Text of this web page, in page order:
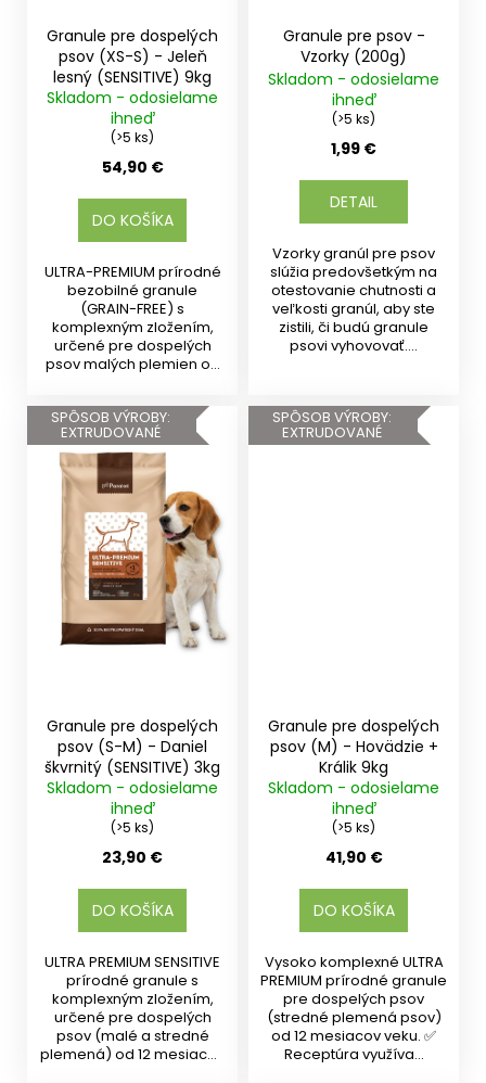
Granule pre dospelých
psov (XS-S) - Jeleň
lesný (SENSITIVE) 9kg
Skladom - odosielame
ihneď
(>5 ks)
54,90 €
DO KOŠÍKA
ULTRA-PREMIUM prírodné
bezobilné granule
(GRAIN-FREE) s
komplexným zložením,
určené pre dospelých
psov malých plemien od
Granule pre psov -
Vzorky (200g)
Skladom - odosielame
ihneď
(>5 ks)
1,99 €
DETAIL
Vzorky granúl pre psov
slúžia predovšetkým na
otestovanie chutnosti a
veľkosti granúl, aby ste
zistili, či budú granule
psovi vyhovovať....
SPÔSOB VÝROBY:
EXTRUDOVANÉ
Granule pre dospelých
psov (S-M) - Daniel
škvrnitý (SENSITIVE) 3kg
Skladom - odosielame
ihneď
(>5 ks)
23,90 €
DO KOŠÍKA
ULTRA PREMIUM SENSITIVE
prírodné granule s
komplexným zložením,
určené pre dospelých
psov (malé a stredné
plemená) od 12 mesiacov
SPÔSOB VÝROBY:
EXTRUDOVANÉ
Granule pre dospelých
psov (M) - Hovädzie +
Králik 9kg
Skladom - odosielame
ihneď
(>5 ks)
41,90 €
DO KOŠÍKA
Vysoko komplexné ULTRA
PREMIUM prírodné granule
pre dospelých psov
(stredné plemená psov)
od 12 mesiacov veku. ✅
Receptúra využíva...